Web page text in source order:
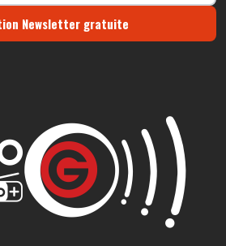
Newsletter gratuite